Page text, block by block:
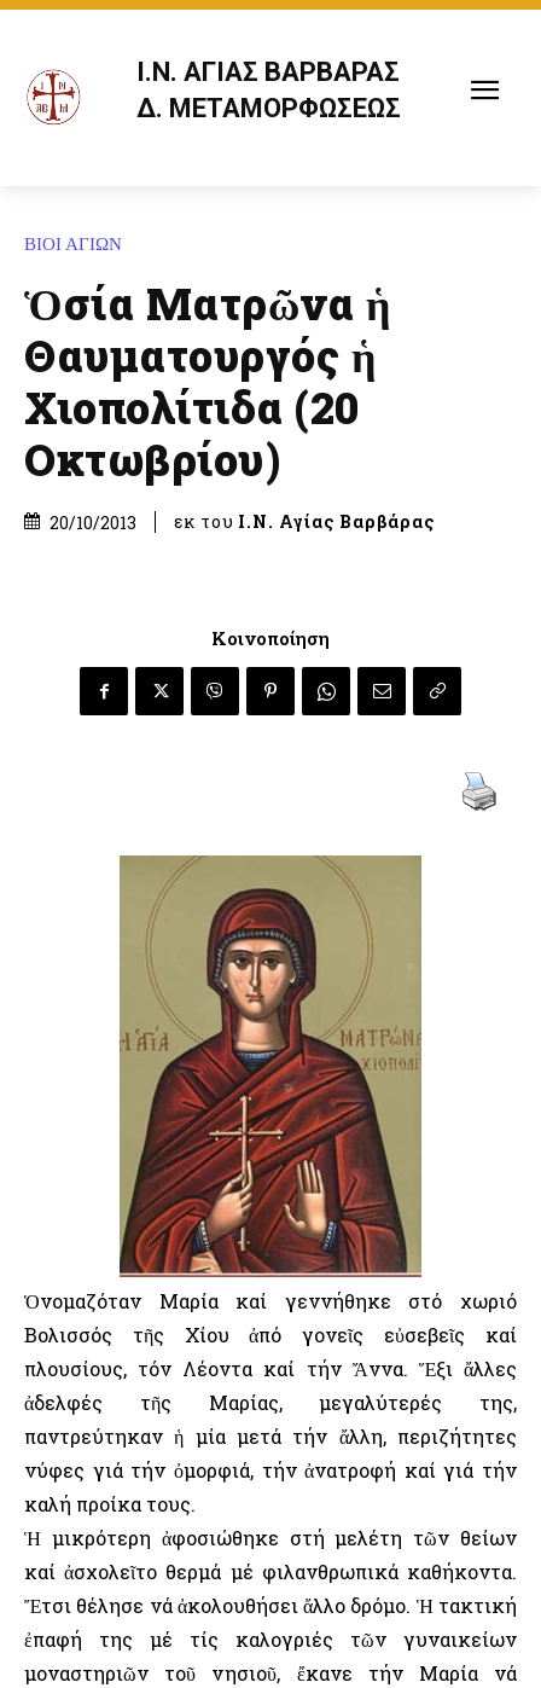
Ι.Ν. ΑΓΙΑΣ ΒΑΡΒΑΡΑΣ
Δ. ΜΕΤΑΜΟΡΦΩΣΕΩΣ
ΒΙΟΙ ΑΓΙΩΝ
Ὁσία Ματρῶνα ἡ
Θαυματουργός ἡ
Χιοπολίτιδα (20
Οκτωβρίου)
20/10/2013 εκ του Ι.Ν. Αγίας Βαρβάρας
Κοινοποίηση
Ὁνομαζόταν Μαρία καί γεννήθηκε στό χωριό
Βολισσός τῆς Χίου ἀπό γονεῖς εὐσεβεῖς καί
πλουσίους, τόν Λέοντα καί τήν Ἄννα. Ἕξι ἄλλες
ἀδελφές τῆς Μαρίας, μεγαλύτερές της,
παντρεύτηκαν ἡ μία μετά τήν ἄλλη, περιζήτητες
νύφες γιά τήν ὀμορφιά, τήν ἀνατροφή καί γιά τήν
καλή προίκα τους.
Ἡ μικρότερη ἀφοσιώθηκε στή μελέτη τῶν θείων
καί ἀσχολεῖτο θερμά μέ φιλανθρωπικά καθήκοντα.
Ἔτσι θέλησε νά ἀκολουθήσει ἄλλο δρόμο. Ἡ τακτική
ἐπαφή της μέ τίς καλογριές τῶν γυναικείων
μοναστηριῶν τοῦ νησιοῦ, ἔκανε τήν Μαρία νά